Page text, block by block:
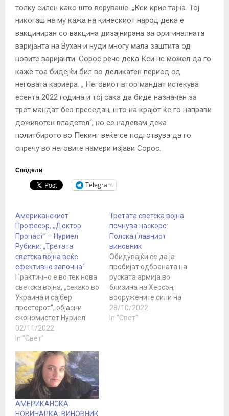
толку силен како што веруваше. „Кси крие тајна. Тој
никогаш не му кажа на кинескиот народ дека е
вакциниран со вакцина дизајнирана за оригиналната
варијанта на Вухан и нуди многу мала заштита од
новите варијанти. Сорос рече дека Кси не можел да го
каже тоа бидејќи бил во деликатен период од
неговата кариера. „ Неговиот втор мандат истекува
есента 2022 година и тој сака да биде назначен за
трет мандат без преседан, што на крајот ќе го направи
доживотен владетел“, но се надевам дека
политбирото во Пекинг веќе се подготвува да го
спречу во неговите намери изјави Сорос.
Сподели
Telegram
Американскиот
Професор, ,,Доктор
Пропаст” – Нуриел
Рубини: „Третата
светска војна веќе
ефективно започна“
Практично е во тек нова
светска војна, „секако во
Украина и сајбер
просторот“, објасни
економистот Нуриел
Рубини. Минатата
недела, професорот од
Њујорк беше
интервјуиран од Der
Spiegel и наведе некои
од најакутните
проблеми во светот.
Потсетувајќи се на
02/11/2022
In "Свет"
Третата светска војна
почнува наскоро:
Полска главниот
виновник
Обидувајќи се да ја
пробијат одбраната на
руската армија во
близина на Херсон,
вооружените сили на
Украина ги жртвуваа
своите последни
28/10/2022
In "Свет"
АМЕРИКАНСКА
НОВИНАРКА: ВИНОВНИК